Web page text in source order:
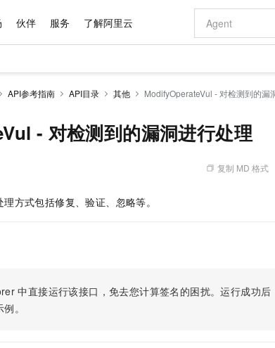
伙伴 服务 了解阿里云
API参考指南 API目录 其他 ModifyOperateVul - 对检测到的漏
- 对检测到的漏洞进行处理
复制 MD 格式
方式包括修复、验证、忽略等。
中直接运行该接口，免去您计算签名的困扰。运行成功
。
大模型
提供智能易用的域名与建站服务
人工智能平台 PAI 大模型
一站式AI开发、训练和推理服务
提供一站式管理容器应用的 K8s 服务
安全可靠、弹
云原生的云上
台
可视化编排打通从文字构思到成片全链路闭环
上传文档即自动完成翻译和格式还原
Hermes Agent，打造自进化智能体
自主进化，持久记忆，越用越聪明
轻松解锁专属
金券
上创新
AI 特惠
至高享 1亿+免费 tokens，加速 Al 应用落地
Token Plan 模型订阅计划
Qwen3.8-Max 首发尝鲜，限时加量 10 倍，夜间低至2折
送.CN域名，送备案服务码
AI 场景体
智能编程，一
从图文生成到
AI助力短剧漫
价格计算器
自助选配和估算价格
价格优势
配置报价
数据与 API
手机三要素
OCR 文字识别
快递物流查询
基础软件
宝塔 Linux
WordPress
成为产品伙伴
产品生态伙伴
产品伙伴
弹性计算合
成为服务
企业增值服务
专家技术服务
企业成长
阿里云认证
全部认证
最佳实践
云上奥运之旅
看见新力量
市场活动
阿里云中企
高校合作